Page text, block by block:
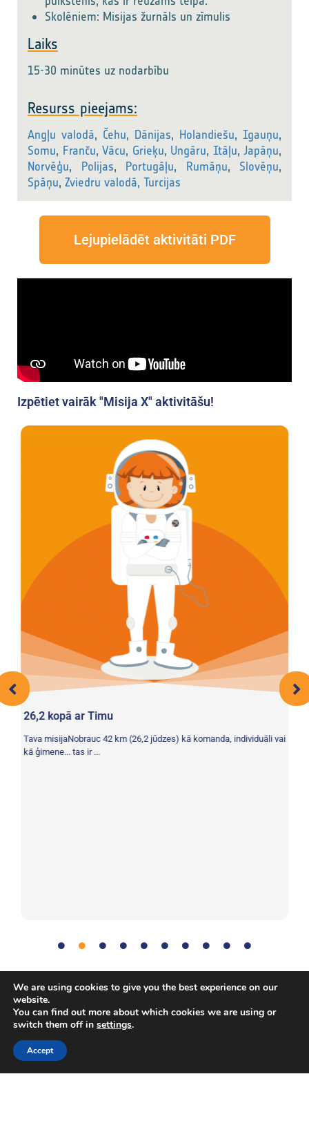
Skolēniem: Misijas žurnāls un zīmulis
Laiks
15-30 minūtes uz nodarbību
Resurss pieejams:
Angļu valodā, Čehu, Dānijas, Holandiešu, Igauņu,
Somu, Franču, Vācu, Grieķu, Ungāru, Itāļu, Japāņu,
Norvēģu, Polijas, Portugāļu, Rumāņu, Slovēņu,
Spāņu, Zviedru valodā, Turcijas
Lejupielādēt aktivitāti PDF
Izpētiet vairāk "Misija X" aktivitāšu!
26,2 kopā ar Timu
Tava misijaNobrauc 42 km (26,2 jūdzes) kā komanda, individuāli vai
kā ģimene... tas ir ...
Tag: Komunikācija,Fiziskās, Problēmu risināšana,Komandas
darbs
We are using cookies to give you the best experience on our
website.
You can find out more about which cookies we are using or
switch them off in settings.
Accept